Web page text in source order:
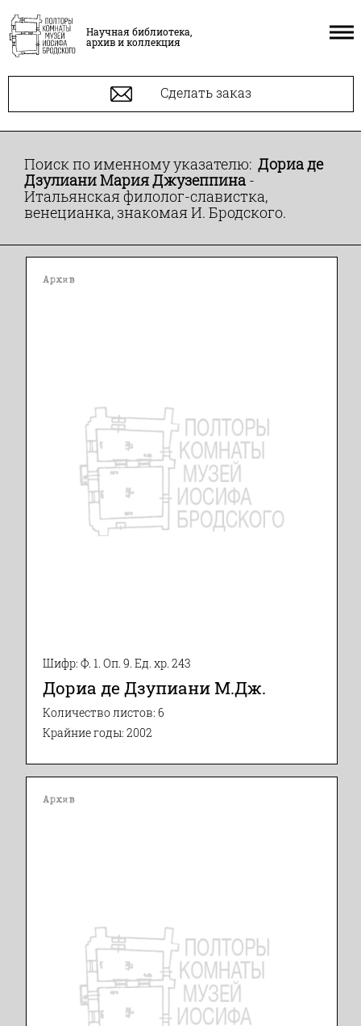
Научная библиотека,
архив и коллекция
Сделать заказ
Поиск по именному указателю: Дориа де
Дзулиани Мария Джузеппина -
Итальянская филолог-славистка,
венецианка, знакомая И. Бродского.
Архив
Шифр: Ф. 1. Оп. 9. Ед. хр. 243
Дориа де Дзупиани М.Дж.
Количество листов: 6
Крайние годы: 2002
Архив